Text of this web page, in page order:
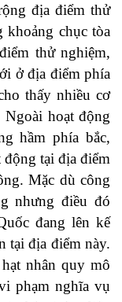
địa điểm thử
chục tòa
thử nghiệm,
ở địa điểm phía
thấy nhiều cơ
Ngoài hoạt động
hầm phía bắc,
tại địa điểm
Mặc dù công
nhưng điều đó
đang lên kế
tại địa điểm này.
nhân quy mô
phạm nghĩa vụ